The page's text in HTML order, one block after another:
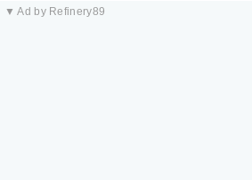
▼ Ad by Refinery89